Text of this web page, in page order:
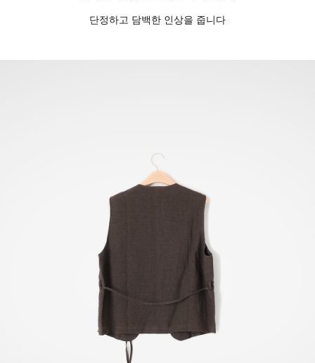
단정하고 담백한 인상을 줍니다